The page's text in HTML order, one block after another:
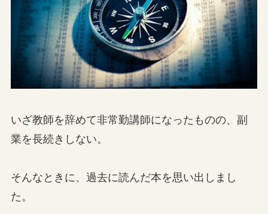
いざ教師を辞めて非常勤講師になったものの、副
業を長続きしない。
そんなときに、過去に読んだ本を思い出しまし
た。